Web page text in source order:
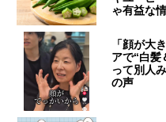
ゃ有益な
「顔が大
アで“白髪
って別人
の声